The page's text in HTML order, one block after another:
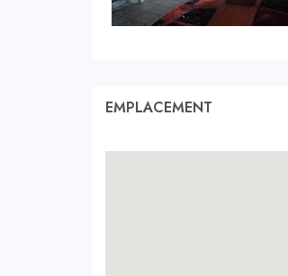
EMPLACEMENT